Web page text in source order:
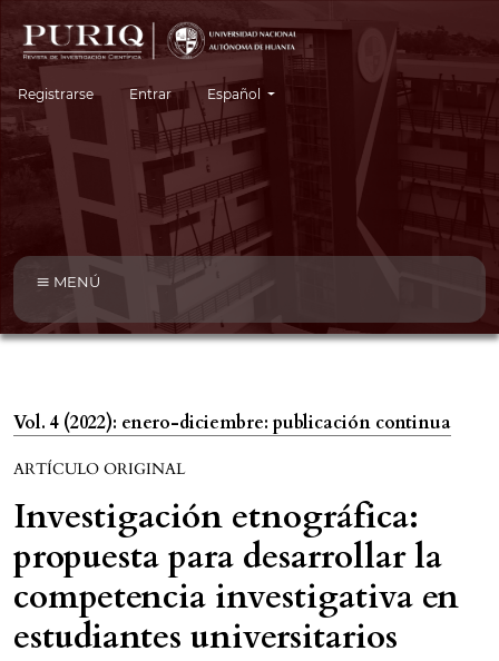
Registrarse Entrar Cambiar el idioma. El idioma actual es:
Español
MENÚ
Vol. 4 (2022): enero-diciembre: publicación continua
ARTÍCULO ORIGINAL
Investigación etnográfica:
propuesta para desarrollar la
competencia investigativa en
estudiantes universitarios